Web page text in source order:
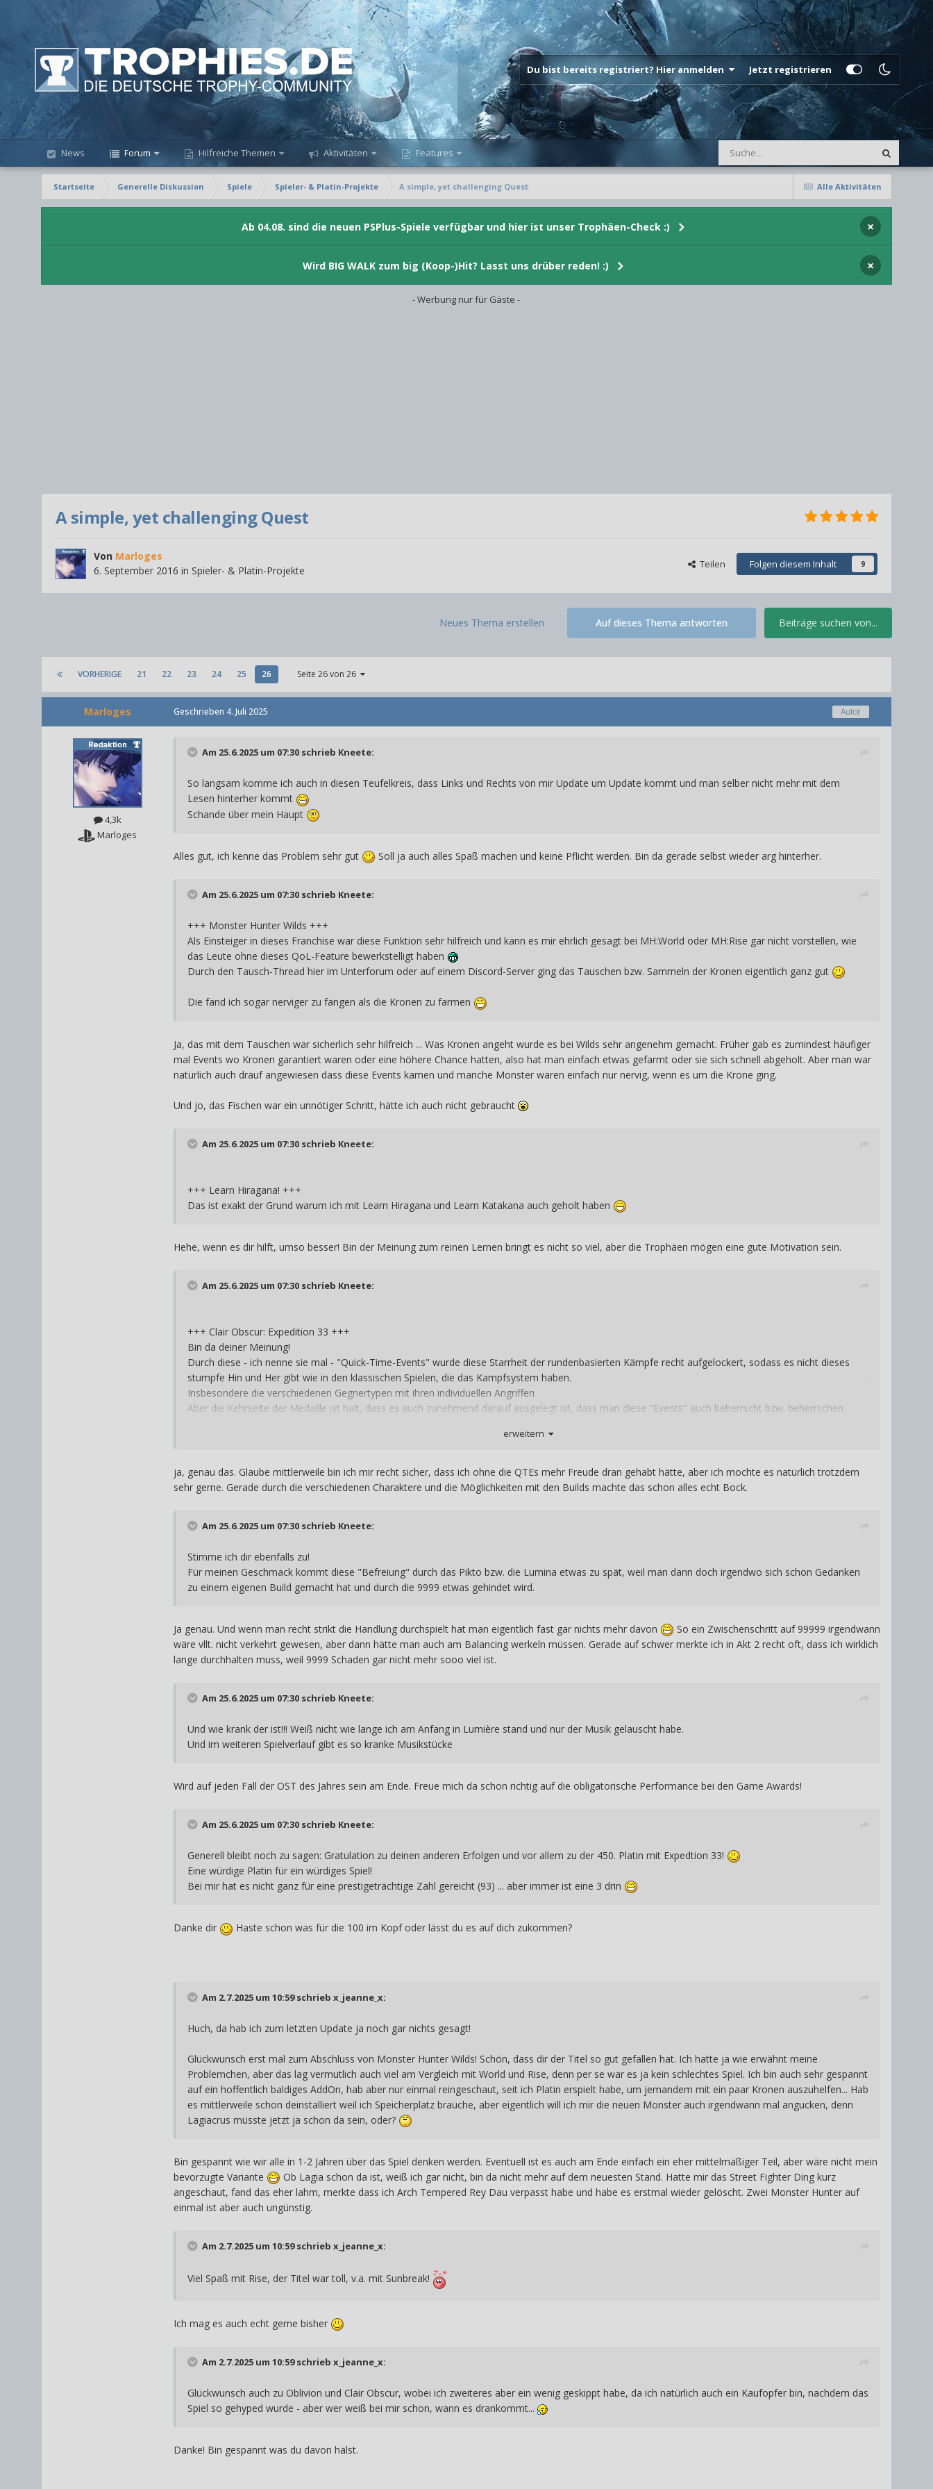
Du bist bereits registriert? Hier anmelden Jetzt registrieren
News Forum Hilfreiche Themen Aktivitäten Features
Alle Aktivitäten
Startseite Generelle Diskussion Spiele Spieler- & Platin-Projekte A simple, yet challenging Quest
Ab 04.08. sind die neuen PSPlus-Spiele verfügbar und hier ist unser Trophäen-Check :) ×
Wird BIG WALK zum big (Koop-)Hit? Lasst uns drüber reden! :) ×
- Werbung nur für Gäste -
A simple, yet challenging Quest
Von Marloges
6. September 2016 in Spieler- & Platin-Projekte Teilen Folgen diesem Inhalt 9
Beiträge suchen von...
Auf dieses Thema antworten
Neues Thema erstellen
VORHERIGE 21 22 23 24 25 26 Seite 26 von 26
Marloges
4,3k
Marloges
Autor
Geschrieben 4. Juli 2025
Am 25.6.2025 um 07:30 schrieb Kneete:
So langsam komme ich auch in diesen Teufelkreis, dass Links und Rechts von mir Update um Update kommt und man selber nicht mehr mit dem
Lesen hinterher kommt
Schande über mein Haupt
Alles gut, ich kenne das Problem sehr gut Soll ja auch alles Spaß machen und keine Pflicht werden. Bin da gerade selbst wieder arg hinterher.
Am 25.6.2025 um 07:30 schrieb Kneete:
+++ Monster Hunter Wilds +++
Als Einsteiger in dieses Franchise war diese Funktion sehr hilfreich und kann es mir ehrlich gesagt bei MH:World oder MH:Rise gar nicht vorstellen, wie
das Leute ohne dieses QoL-Feature bewerkstelligt haben
Durch den Tausch-Thread hier im Unterforum oder auf einem Discord-Server ging das Tauschen bzw. Sammeln der Kronen eigentlich ganz gut
Die fand ich sogar nerviger zu fangen als die Kronen zu farmen
Ja, das mit dem Tauschen war sicherlich sehr hilfreich ... Was Kronen angeht wurde es bei Wilds sehr angenehm gemacht. Früher gab es zumindest häufiger
mal Events wo Kronen garantiert waren oder eine höhere Chance hatten, also hat man einfach etwas gefarmt oder sie sich schnell abgeholt. Aber man war
natürlich auch drauf angewiesen dass diese Events kamen und manche Monster waren einfach nur nervig, wenn es um die Krone ging.
Und jo, das Fischen war ein unnötiger Schritt, hätte ich auch nicht gebraucht
Am 25.6.2025 um 07:30 schrieb Kneete:
+++ Learn Hiragana! +++
Das ist exakt der Grund warum ich mit Learn Hiragana und Learn Katakana auch geholt haben
Hehe, wenn es dir hilft, umso besser! Bin der Meinung zum reinen Lernen bringt es nicht so viel, aber die Trophäen mögen eine gute Motivation sein.
Am 25.6.2025 um 07:30 schrieb Kneete:
+++ Clair Obscur: Expedition 33 +++
Bin da deiner Meinung!
Durch diese - ich nenne sie mal - "Quick-Time-Events" wurde diese Starrheit der rundenbasierten Kämpfe recht aufgelockert, sodass es nicht dieses
stumpfe Hin und Her gibt wie in den klassischen Spielen, die das Kampfsystem haben.
Insbesondere die verschiedenen Gegnertypen mit ihren individuellen Angriffen
Aber die Kehrseite der Medaille ist halt, dass es auch zunehmend darauf ausgelegt ist, dass man diese "Events" auch beherrscht bzw. beherrschen
erweitern
ja, genau das. Glaube mittlerweile bin ich mir recht sicher, dass ich ohne die QTEs mehr Freude dran gehabt hätte, aber ich mochte es natürlich trotzdem
sehr gerne. Gerade durch die verschiedenen Charaktere und die Möglichkeiten mit den Builds machte das schon alles echt Bock.
Am 25.6.2025 um 07:30 schrieb Kneete:
Stimme ich dir ebenfalls zu!
Für meinen Geschmack kommt diese "Befreiung" durch das Pikto bzw. die Lumina etwas zu spät, weil man dann doch irgendwo sich schon Gedanken
zu einem eigenen Build gemacht hat und durch die 9999 etwas gehindet wird.
Ja genau. Und wenn man recht strikt die Handlung durchspielt hat man eigentlich fast gar nichts mehr davon
So ein Zwischenschritt auf 99999 irgendwann
wäre vllt. nicht verkehrt gewesen, aber dann hätte man auch am Balancing werkeln müssen. Gerade auf schwer merkte ich in Akt 2 recht oft, dass ich wirklich
lange durchhalten muss, weil 9999 Schaden gar nicht mehr sooo viel ist.
Am 25.6.2025 um 07:30 schrieb Kneete:
Und wie krank der ist!!! Weiß nicht wie lange ich am Anfang in Lumière stand und nur der Musik gelauscht habe.
Und im weiteren Spielverlauf gibt es so kranke Musikstücke
Wird auf jeden Fall der OST des Jahres sein am Ende. Freue mich da schon richtig auf die obligatorische Performance bei den Game Awards!
Am 25.6.2025 um 07:30 schrieb Kneete:
Generell bleibt noch zu sagen: Gratulation zu deinen anderen Erfolgen und vor allem zu der 450. Platin mit Expedtion 33!
Eine würdige Platin für ein würdiges Spiel!
Bei mir hat es nicht ganz für eine prestigeträchtige Zahl gereicht (93) ... aber immer ist eine 3 drin
Danke dir Haste schon was für die 100 im Kopf oder lässt du es auf dich zukommen?
Am 2.7.2025 um 10:59 schrieb x_jeanne_x:
Huch, da hab ich zum letzten Update ja noch gar nichts gesagt!
Glückwunsch erst mal zum Abschluss von Monster Hunter Wilds! Schön, dass dir der Titel so gut gefallen hat. Ich hatte ja wie erwähnt meine
Problemchen, aber das lag vermutlich auch viel am Vergleich mit World und Rise, denn per se war es ja kein schlechtes Spiel. Ich bin auch sehr gespannt
auf ein hoffentlich baldiges AddOn, hab aber nur einmal reingeschaut, seit ich Platin erspielt habe, um jemandem mit ein paar Kronen auszuhelfen... Hab
es mittlerweile schon deinstalliert weil ich Speicherplatz brauche, aber eigentlich will ich mir die neuen Monster auch irgendwann mal angucken, denn
Lagiacrus müsste jetzt ja schon da sein, oder?
Bin gespannt wie wir alle in 1-2 Jahren über das Spiel denken werden. Eventuell ist es auch am Ende einfach ein eher mittelmäßiger Teil, aber wäre nicht mein
bevorzugte Variante
Ob Lagia schon da ist, weiß ich gar nicht, bin da nicht mehr auf dem neuesten Stand. Hatte mir das Street Fighter Ding kurz
angeschaut, fand das eher lahm, merkte dass ich Arch Tempered Rey Dau verpasst habe und habe es erstmal wieder gelöscht. Zwei Monster Hunter auf
einmal ist aber auch ungünstig.
Am 2.7.2025 um 10:59 schrieb x_jeanne_x:
Viel Spaß mit Rise, der Titel war toll, v.a. mit Sunbreak!
Ich mag es auch echt gerne bisher
Am 2.7.2025 um 10:59 schrieb x_jeanne_x:
Glückwunsch auch zu Oblivion und Clair Obscur, wobei ich zweiteres aber ein wenig geskippt habe, da ich natürlich auch ein Kaufopfer bin, nachdem das
Spiel so gehyped wurde - aber wer weiß bei mir schon, wann es drankommt...
Danke! Bin gespannt was du davon hälst.